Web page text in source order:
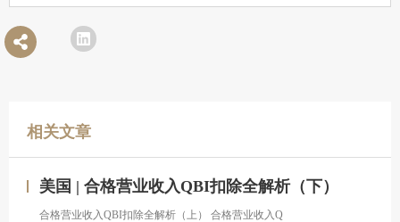
相关文章
美国 | 合格营业收入QBI扣除全解析（下）
合格营业收入QBI扣除全解析（上） 合格营业收入Q